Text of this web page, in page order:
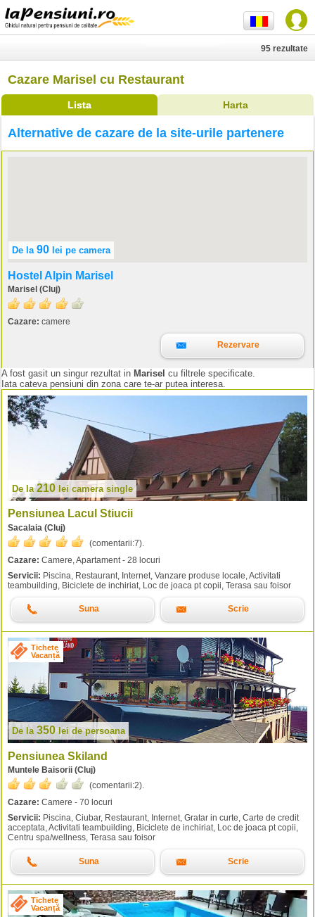
Cazare Marisel cu Restaurant
Lista Harta
95 rezultate
Alternative de cazare de la site-urile partenere
De la 90 lei pe camera
Hostel Alpin Marisel
Marisel (Cluj)
Cazare: camere
Rezervare
A fost gasit un singur rezultat in Marisel cu filtrele specificate.
Iata cateva pensiuni din zona care te-ar putea interesa.
De la210 lei camera single
Pensiunea Lacul Stiucii
Sacalaia (Cluj)
(comentarii:7).
Cazare: Camere, Apartament - 28 locuri
Servicii: Piscina, Restaurant, Internet, Vanzare produse locale, Activitati
teambuilding, Biciclete de inchiriat, Loc de joaca pt copii, Terasa sau foisor
Suna Scrie
Tichete
Vacanță
De la 350 lei de persoana
Pensiunea Skiland
Muntele Baisorii (Cluj)
(comentarii:2).
Cazare: Camere - 70 locuri
Servicii: Piscina, Ciubar, Restaurant, Internet, Gratar in curte, Carte de credit
acceptata, Activitati teambuilding, Biciclete de inchiriat, Loc de joaca pt copii,
Centru spa/wellness, Terasa sau foisor
Suna Scrie
Tichete
Vacanță